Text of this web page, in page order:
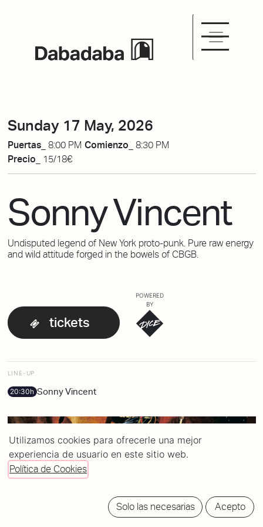
Sunday 17 May, 2026
Puertas_ 8:00 PM Comienzo_ 8:30 PM
Precio_
15/18€
Sonny Vincent
Undisputed legend of New York proto-punk. Pure raw energy
and wild attitude forged in the bowels of CBGB.
tickets
POWERED
BY
LINE-UP
20:30h Sonny Vincent
Utilizamos cookies para ofrecerle una mejor
experiencia de usuario en este sitio web.
Política de Cookies
Solo las necesarias Acepto